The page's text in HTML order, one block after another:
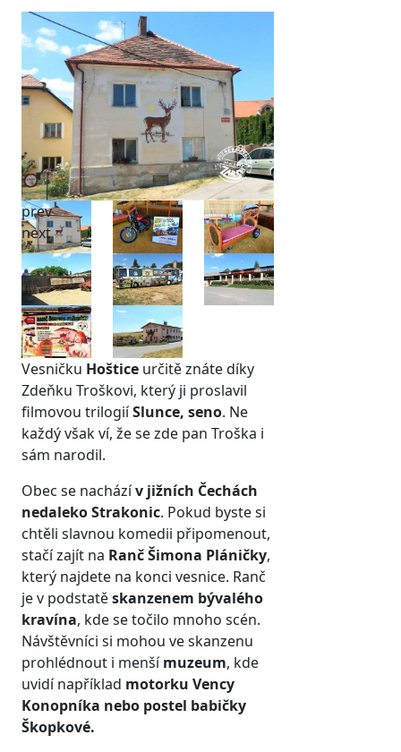
prev
next
Vesničku Hoštice určitě znáte díky
Zdeňku Troškovi, který ji proslavil
filmovou trilogiíSlunce, seno. Ne
každý však ví, že se zde pan Troška i
sám narodil.
Obec se nacházív jižních Čechách
nedaleko Strakonic. Pokud byste si
chtěli slavnou komedii připomenout,
stačí zajít na Ranč Šimona Pláničky,
který najdete na konci vesnice. Ranč
je v podstatěskanzenem bývalého
kravína, kde se točilo mnoho scén.
Návštěvníci si mohou ve skanzenu
prohlédnout i menšímuzeum, kde
uvidí například motorku Vency
Konopníka nebo postel babičky
Škopkové.